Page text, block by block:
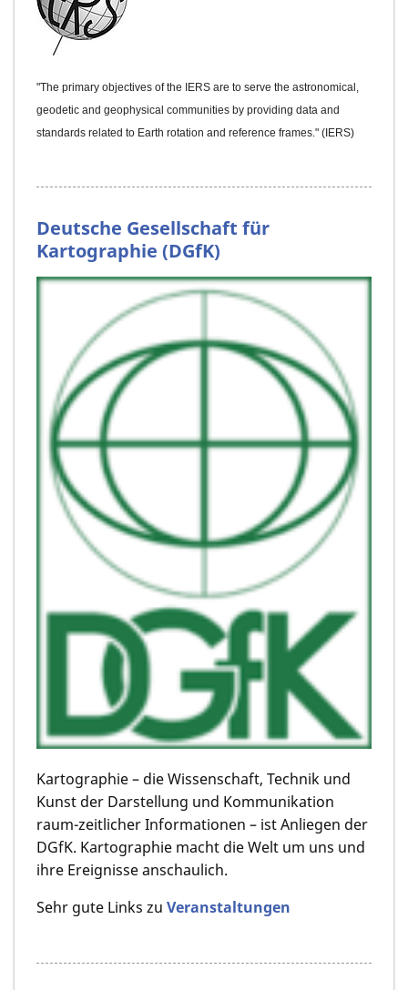
"The primary objectives of the IERS are to serve the astronomical,
geodetic and geophysical communities by providing data and
standards related to Earth rotation and reference frames." (IERS)
Deutsche Gesellschaft für
Kartographie (DGfK)
Kartographie – die Wissenschaft, Technik und
Kunst der Darstellung und Kommunikation
raum-zeitlicher Informationen – ist Anliegen der
DGfK. Kartographie macht die Welt um uns und
ihre Ereignisse anschaulich.
Sehr gute Links zu Veranstaltungen